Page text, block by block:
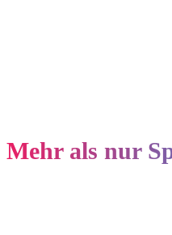
Mehr als nur